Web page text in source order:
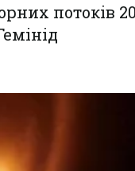
потоків